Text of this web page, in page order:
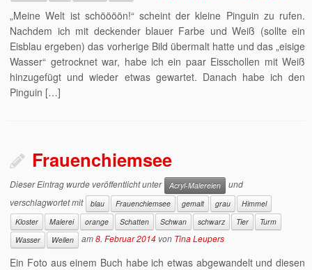
„Meine Welt ist schöööön!“ scheint der kleine Pinguin zu rufen.
Nachdem ich mit deckender blauer Farbe und Weiß (sollte ein
Eisblau ergeben) das vorherige Bild übermalt hatte und das „eisige
Wasser“ getrocknet war, habe ich ein paar Eisschollen mit Weiß
hinzugefügt und wieder etwas gewartet. Danach habe ich den
Pinguin […]
Frauenchiemsee
Dieser Eintrag wurde veröffentlicht unter Acryl-Malereien
und
verschlagwortet mit
blau Frauenchiemsee gemalt grau
Himmel
Kloster
Malerei orange Schatten Schwan schwarz Tier
Turm
Wasser
Wellen am8. Februar 2014 von Tina Leupers
Ein Foto aus einem Buch habe ich etwas abgewandelt und diesen